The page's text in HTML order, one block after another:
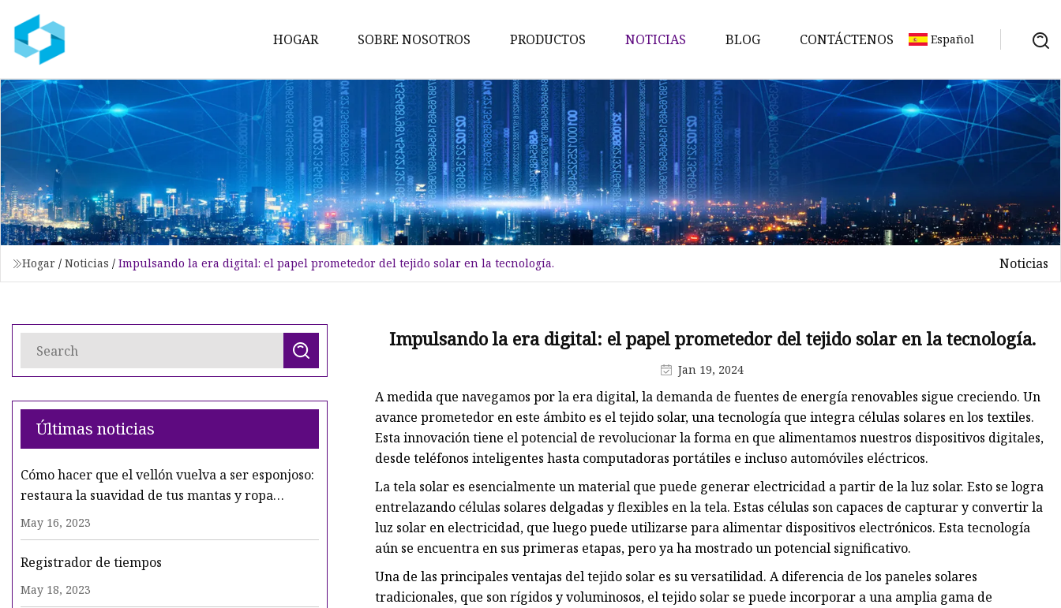
HOGAR SOBRE NOSOTROS PRODUCTOS
Tela de tweed
Tela adherida
Tela merina
Tejido de lana
Tela jacquard
Tela de espiga
Tela de doble cara
Elegante tejido jacquard
Tela a cuadros
NOTICIAS BLOG CONTÁCTENOS Español
Hogar / Noticias / Impulsando la era digital: el papel prometedor del tejido solar en la tecnología. Noticias
Últimas noticias
Cómo hacer que el vellón vuelva a ser esponjoso:
restaura la suavidad de tus mantas y ropa
favoritas
May 16, 2023
Registrador de tiempos
May 18, 2023
Impulsando la era digital: el papel prometedor del tejido solar en la tecnología.
Jan 19, 2024
A medida que navegamos por la era digital, la demanda de fuentes de energía renovables sigue creciendo. Un
avance prometedor en este ámbito es el tejido solar, una tecnología que integra células solares en los textiles.
Esta innovación tiene el potencial de revolucionar la forma en que alimentamos nuestros dispositivos digitales,
desde teléfonos inteligentes hasta computadoras portátiles e incluso automóviles eléctricos.
La tela solar es esencialmente un material que puede generar electricidad a partir de la luz solar. Esto se logra
entrelazando células solares delgadas y flexibles en la tela. Estas células son capaces de capturar y convertir la
luz solar en electricidad, que luego puede utilizarse para alimentar dispositivos electrónicos. Esta tecnología
aún se encuentra en sus primeras etapas, pero ya ha mostrado un potencial significativo.
Una de las principales ventajas del tejido solar es su versatilidad. A diferencia de los paneles solares
tradicionales, que son rígidos y voluminosos, el tejido solar se puede incorporar a una amplia gama de